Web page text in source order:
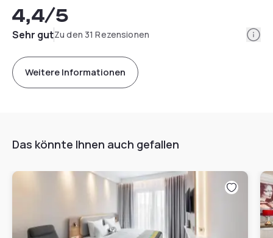
4,4/5
Sehr gutZu den 31 Rezensionen
Weitere Informationen
Das könnte Ihnen auch gefallen